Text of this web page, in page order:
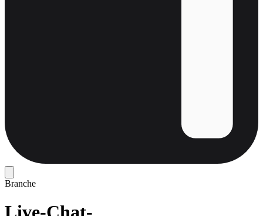
Branche